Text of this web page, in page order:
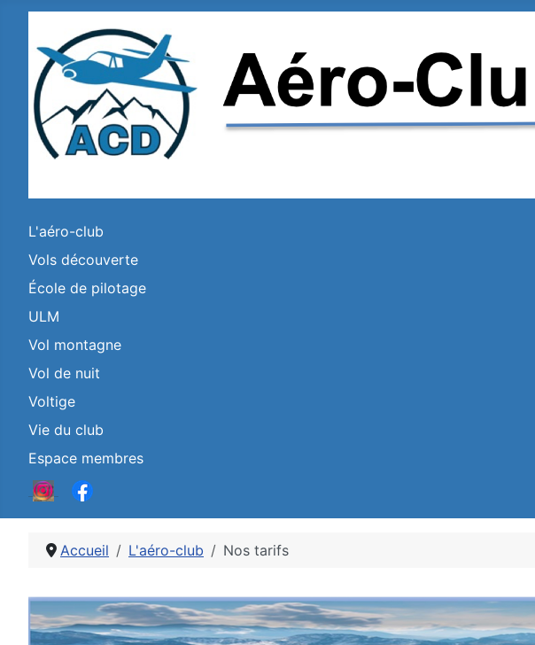
L'aéro-club
Vols découverte
École de pilotage
ULM
Vol montagne
Vol de nuit
Voltige
Vie du club
Espace membres
Accueil L'aéro-club Nos tarifs
Détails